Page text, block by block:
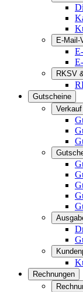
E-Mail-
RKSV
Gutscheine
Rechnungen